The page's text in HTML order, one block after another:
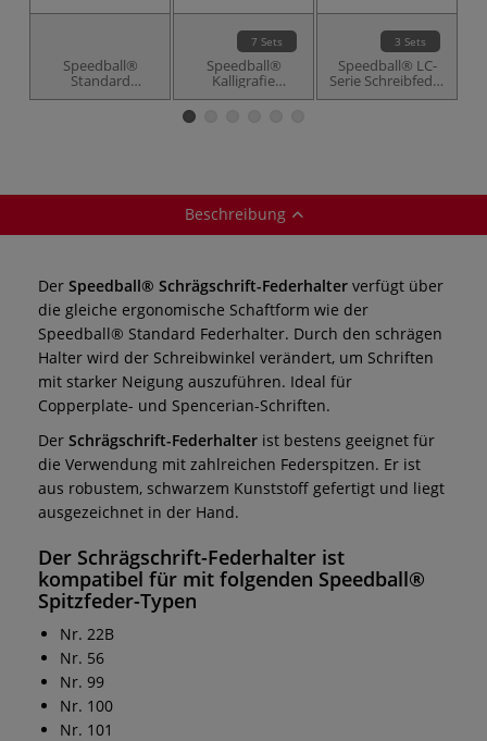
Speedball®
Standard
Federhalter
7 Sets
Speedball®
Kalligrafie
Spitzfeder 2er-
3 Sets
Speedball® LC-
Serie Schreibfeder
2er-Sets, flach
Beschreibung
Der Speedball® Schrägschrift-Federhalter verfügt über
die gleiche ergonomische Schaftform wie der
Speedball® Standard Federhalter. Durch den schrägen
Halter wird der Schreibwinkel verändert, um Schriften
mit starker Neigung auszuführen. Ideal für
Copperplate- und Spencerian-Schriften.
Der Schrägschrift-Federhalter ist bestens geeignet für
die Verwendung mit zahlreichen Federspitzen. Er ist
aus robustem, schwarzem Kunststoff gefertigt und liegt
ausgezeichnet in der Hand.
Der Schrägschrift-Federhalter ist
kompatibel für mit folgenden Speedball®
Spitzfeder-Typen
Nr. 22B
Nr. 56
Nr. 99
Nr. 100
Nr. 101